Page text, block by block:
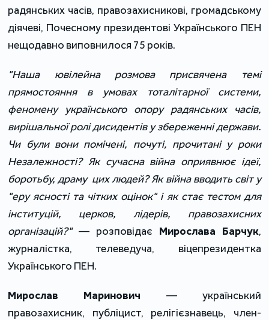
радянських часів, правозахисникові, громадському
діячеві, Почесному президентові Українського ПЕН
нещодавно виповнилося 75 років.
"Наша ювілейна розмова присвячена темі
прямостояння в умовах тоталітарної системи,
феномену українського опору радянських часів,
вирішальної ролі дисидентів у збереженні держави.
Чи були вони помічені, почуті, прочитані у роки
Незалежності? Як сучасна війна оприявнює ідеї,
боротьбу, драму  цих людей? Як війна вводить світ у
"еру ясності та чітких оцінок" і як стає тестом для
інституцій, церков, лідерів, правозахисних
організацій?" — розповідає Мирослава Барчук,
журналістка, телеведуча, віцепрезидентка
Українського ПЕН.
Мирослав Маринович — український
правозахисник, публіцист, релігієзнавець, член-